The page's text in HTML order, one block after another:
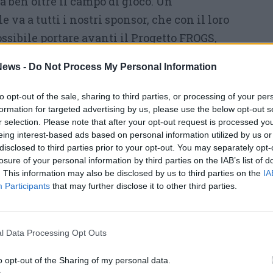
- Do Not Process My Personal Information
opt-out of the sale, sharing to third parties, or processing of your
for targeted advertising by us, please use the below opt-out
selection. Please note that after your opt-out request is processed
interest-based ads based on personal information utilized by us
to third parties prior to your opt-out. You may separately
of your personal information by third parties on the IAB’s list of
This information may also be disclosed by us to third parties on the
Participants that may further disclose it to other third parties.
Data Processing Opt Outs
opt-out of the Sharing of my personal data.
va a tutti i nostri sponsor, che con il loro
portare avanti il Progetto FROGS,
una vera famiglia composta da ragazzi e
per questo sport. Un progetto che
squadra, ma anche il settore giovanile,
della nostra società e per la crescita dei
mattina la dirigenza sarà già al lavoro per
stagione – continua il presidente – con
il percorso di crescita intrapreso e
ai prossimi appuntamenti. Colgo
mio e del Vicepresidente Garagiola, per
a tutti i giocatori, agli
tutte le persone che, con passione,
messo a disposizione il proprio tempo